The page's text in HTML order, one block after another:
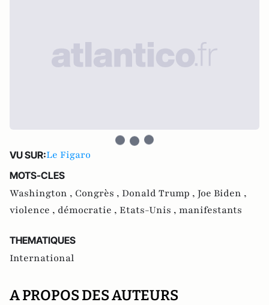
VU SUR:Le Figaro
MOTS-CLES
Washington , Congrès , Donald Trump , Joe Biden ,
violence , démocratie , Etats-Unis , manifestants
THEMATIQUES
International
A PROPOS DES AUTEURS